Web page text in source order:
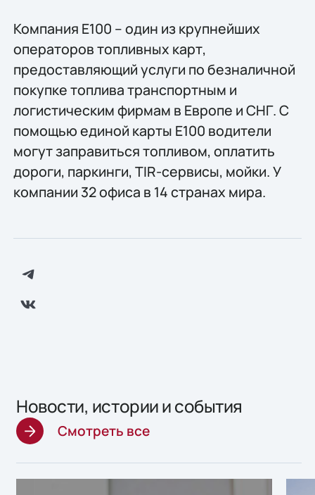
Компания E100 – один из крупнейших
операторов топливных карт,
предоставляющий услуги по безналичной
покупке топлива транспортным и
логистическим фирмам в Европе и СНГ. С
помощью единой карты E100 водители
могут заправиться топливом, оплатить
дороги, паркинги, TIR-сервисы, мойки. У
компании 32 офиса в 14 странах мира.
Новости, истории и события
Смотреть все